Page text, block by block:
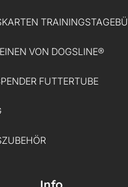
VON DOGSLINE®
FUTTERTUBE